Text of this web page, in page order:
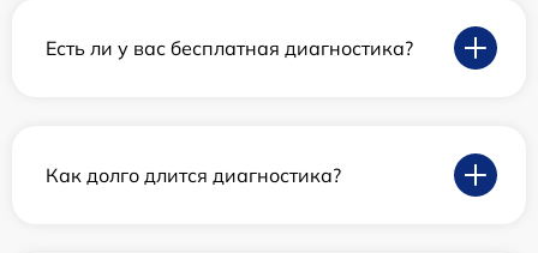
Есть ли у вас бесплатная диагностика?
Как долго длится диагностика?